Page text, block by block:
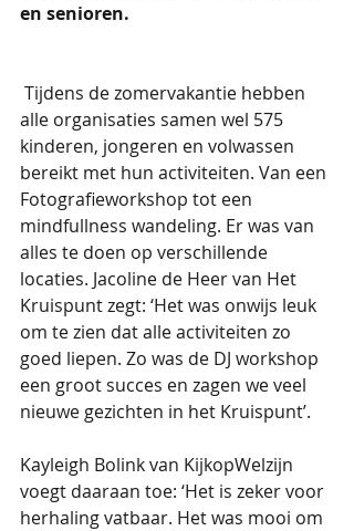
en senioren.
alle organisaties samen wel 575
kinderen, jongeren en volwassen
bereikt met hun activiteiten. Van een
Fotografieworkshop tot een
mindfullness wandeling. Er was van
alles te doen op verschillende
locaties. Jacoline de Heer van Het
Kruispunt zegt: ‘Het was onwijs leuk
om te zien dat alle activiteiten zo
goed liepen. Zo was de DJ workshop
een groot succes en zagen we veel
nieuwe gezichten in het Kruispunt’.
Kayleigh Bolink van KijkopWelzijn
voegt daaraan toe: ‘Het is zeker voor
herhaling vatbaar. Het was mooi om